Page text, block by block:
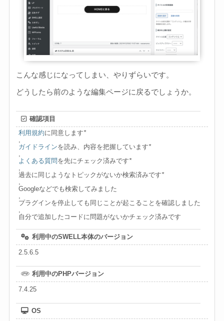
こんな感じになってしまい、やりずらいです。
どうしたら前のような編集ページに戻るでしょうか。
確認項目
利用規約に同意します*
,
ガイドラインを読み、内容を把握しています*
,
よくある質問 を先にチェック済みです*
,
過去に同じようなトピックがないか検索済みです*
,
Googleなどでも検索してみました
,
プラグインを停止しても同じことが起こることを確認しました
,
自分で追加したコードに問題がないかチェック済みです
利用中のSWELL本体のバージョン
2.5.6.5
利用中のPHPバージョン
7.4.25
OS